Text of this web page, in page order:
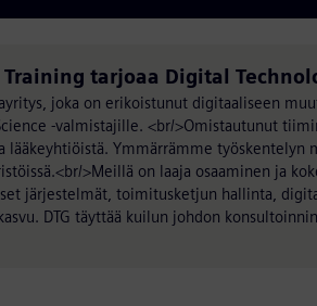
tarjoaa Digital
joka on erikoistunut digitaaliseen
-valmistajille. <br/>Omistautunut
Ymmärrämme työskentelyn
>Meillä on laaja osaaminen ja
järjestelmät, toimitusketjun hallinta,
DTG täyttää kuilun johdon